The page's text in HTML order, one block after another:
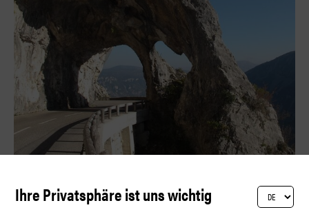
KOLUMNE
Ihre Privatsphäre ist uns wichtig